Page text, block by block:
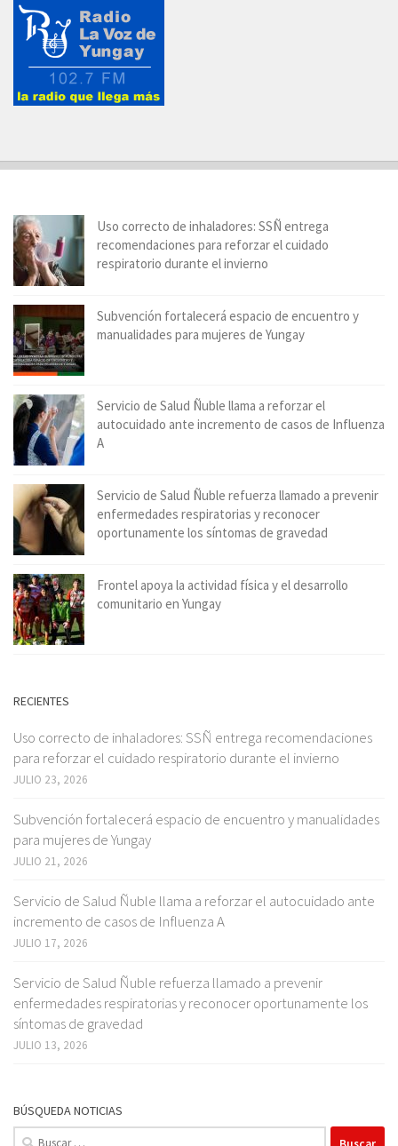
Uso correcto de inhaladores: SSÑ entrega
recomendaciones para reforzar el cuidado
respiratorio durante el invierno
Subvención fortalecerá espacio de encuentro y
manualidades para mujeres de Yungay
Servicio de Salud Ñuble llama a reforzar el
autocuidado ante incremento de casos de Influenza
A
Servicio de Salud Ñuble refuerza llamado a prevenir
enfermedades respiratorias y reconocer
oportunamente los síntomas de gravedad
Frontel apoya la actividad física y el desarrollo
comunitario en Yungay
RECIENTES
Uso correcto de inhaladores: SSÑ entrega recomendaciones
para reforzar el cuidado respiratorio durante el invierno
JULIO 23, 2026
Subvención fortalecerá espacio de encuentro y manualidades
para mujeres de Yungay
JULIO 21, 2026
Servicio de Salud Ñuble llama a reforzar el autocuidado ante
incremento de casos de Influenza A
JULIO 17, 2026
Servicio de Salud Ñuble refuerza llamado a prevenir
enfermedades respiratorias y reconocer oportunamente los
síntomas de gravedad
JULIO 13, 2026
BÚSQUEDA NOTICIAS
Buscar: